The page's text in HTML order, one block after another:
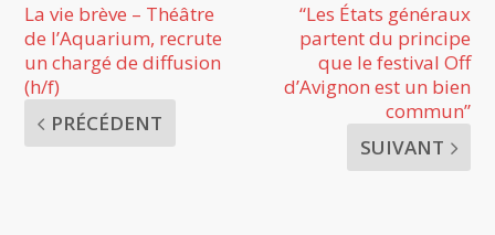
La vie brève – Théâtre
de l’Aquarium, recrute
un chargé de diffusion
(h/f)
PRÉCÉDENT
“Les États généraux
partent du principe
que le festival Off
d’Avignon est un bien
commun”
SUIVANT